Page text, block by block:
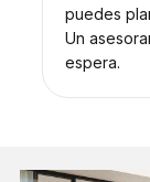
puedes
Un
espera.